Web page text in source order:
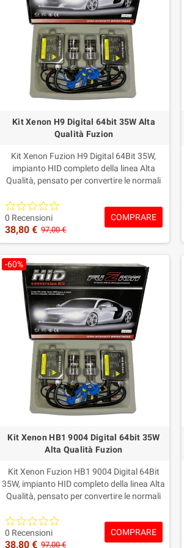
Kit Xenon H9 Digital 64bit 35W Alta
Qualità Fuzion
Kit Xenon Fuzion H9 Digital 64Bit 35W,
impianto HID completo della linea Alta
Qualità, pensato per convertire le normali
intensa, pulita e moderna.Include
centraline/Ballast Digital 35W, lampade
Xenon H9 e colorazione a scelta.Garanzia
Fuzion: 2 anni sulle centraline e 1 anno sulle
dopo l’acquisto.
0 Recensioni
38,80 € 97,00 €
COMPRARE
-60%
Kit Xenon HB1 9004 Digital 64bit 35W
Alta Qualità Fuzion
Kit Xenon Fuzion HB1 9004 Digital 64Bit
35W, impianto HID completo della linea Alta
Qualità, pensato per convertire le normali
Xenon più intensa, pulita e
moderna.Include centraline/Ballast Digital
35W, lampade Xenon HB1 9004 e
0 Recensioni
38,80 € 97,00 €
COMPRARE